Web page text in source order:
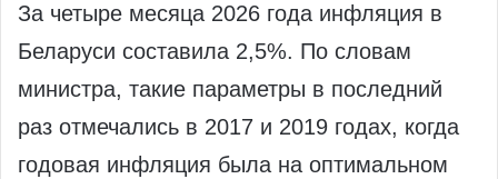
За четыре месяца 2026 года инфляция в
Беларуси составила 2,5%. По словам
министра, такие параметры в последний
раз отмечались в 2017 и 2019 годах, когда
годовая инфляция была на оптимальном